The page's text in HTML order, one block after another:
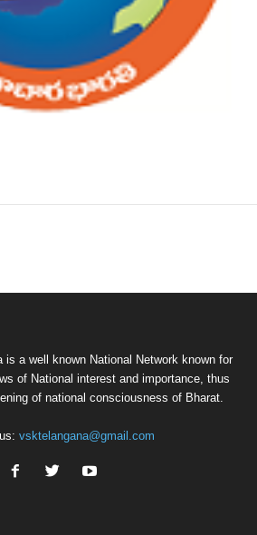
is a well known National Network known for
of National interest and importance, thus
of national consciousness of Bharat.
vsktelangana@gmail.com